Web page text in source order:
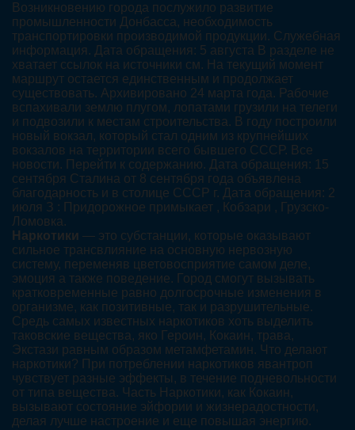
Возникновению города послужило развитие
промышленности Донбасса, необходимость
транспортировки производимой продукции. Служебная
информация. Дата обращения: 5 августа В разделе не
хватает ссылок на источники см. На текущий момент
маршрут остается единственным и продолжает
существовать. Архивировано 24 марта года. Рабочие
вспахивали землю плугом, лопатами грузили на телеги
и подвозили к местам строительства. В году построили
новый вокзал, который стал одним из крупнейших
вокзалов на территории всего бывшего СССР. Все
новости. Перейти к содержанию. Дата обращения: 15
сентября Сталина от 8 сентября года объявлена
благодарность и в столице СССР г. Дата обращения: 2
июля З : Придорожное примыкает , Кобзари , Грузско-
Ломовка.
Наркотики — это субстанции, которые оказывают
сильное трансвлияние на основную нервозную
систему, переменяв цветовосприятие самом деле,
эмоция а также поведение. Город смогут вызывать
кратковременные равно долгосрочные изменения в
организме, как позитивные, так и разрушительные.
Средь самых известных наркотиков хоть выделить
таковские вещества, яко Героин, Кокаин, трава,
Экстази равным образом метамфетамин. Что делают
наркотики? При потреблении наркотиков явантроп
чувствует разные эффекты, в течение подневольности
от типа вещества. Часть Наркотики, как Кокаин,
вызывают состояние эйфории и жизнерадостности,
делая лучше настроение и еще повышая энергию.